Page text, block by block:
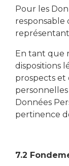
Pour les
responsable
représentant
En tant que
dispositions
prospects
Données
pertinence
7.2